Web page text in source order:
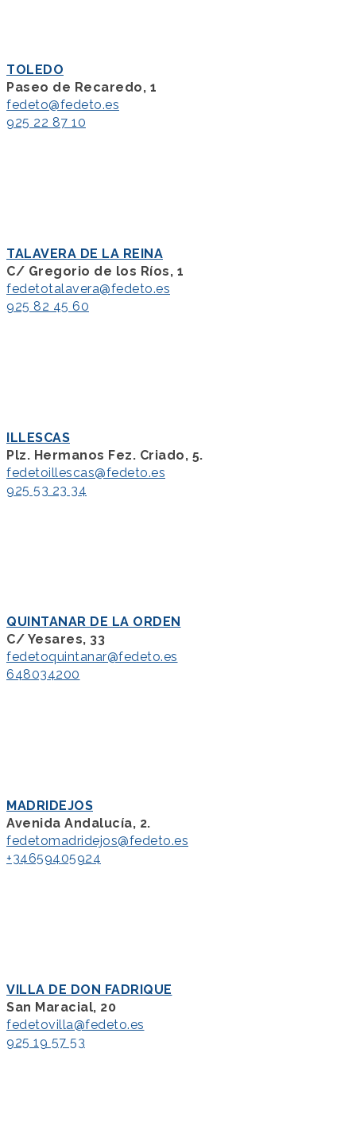
TOLEDO
Paseo de Recaredo, 1
fedeto@fedeto.es
925 22 87 10
TALAVERA DE LA REINA
C/ Gregorio de los Ríos, 1
fedetotalavera@fedeto.es
925 82 45 60
ILLESCAS
Plz. Hermanos Fez. Criado, 5.
fedetoillescas@fedeto.es
925 53 23 34
QUINTANAR DE LA ORDEN
C/ Yesares, 33
fedetoquintanar@fedeto.es
648034200
MADRIDEJOS
Avenida Andalucía, 2.
fedetomadridejos@fedeto.es
+34659405924
VILLA DE DON FADRIQUE
San Maracial, 20
fedetovilla@fedeto.es
925 19 57 53